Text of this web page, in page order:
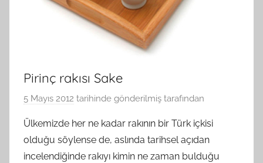
Pirinç rakısı Sake
5 Mayıs 2012 tarihinde gönderilmiş tarafından
Ülkemizde her ne kadar rakının bir Türk içkisi
olduğu söylense de, aslında tarihsel açıdan
incelendiğinde rakıyı kimin ne zaman bulduğu